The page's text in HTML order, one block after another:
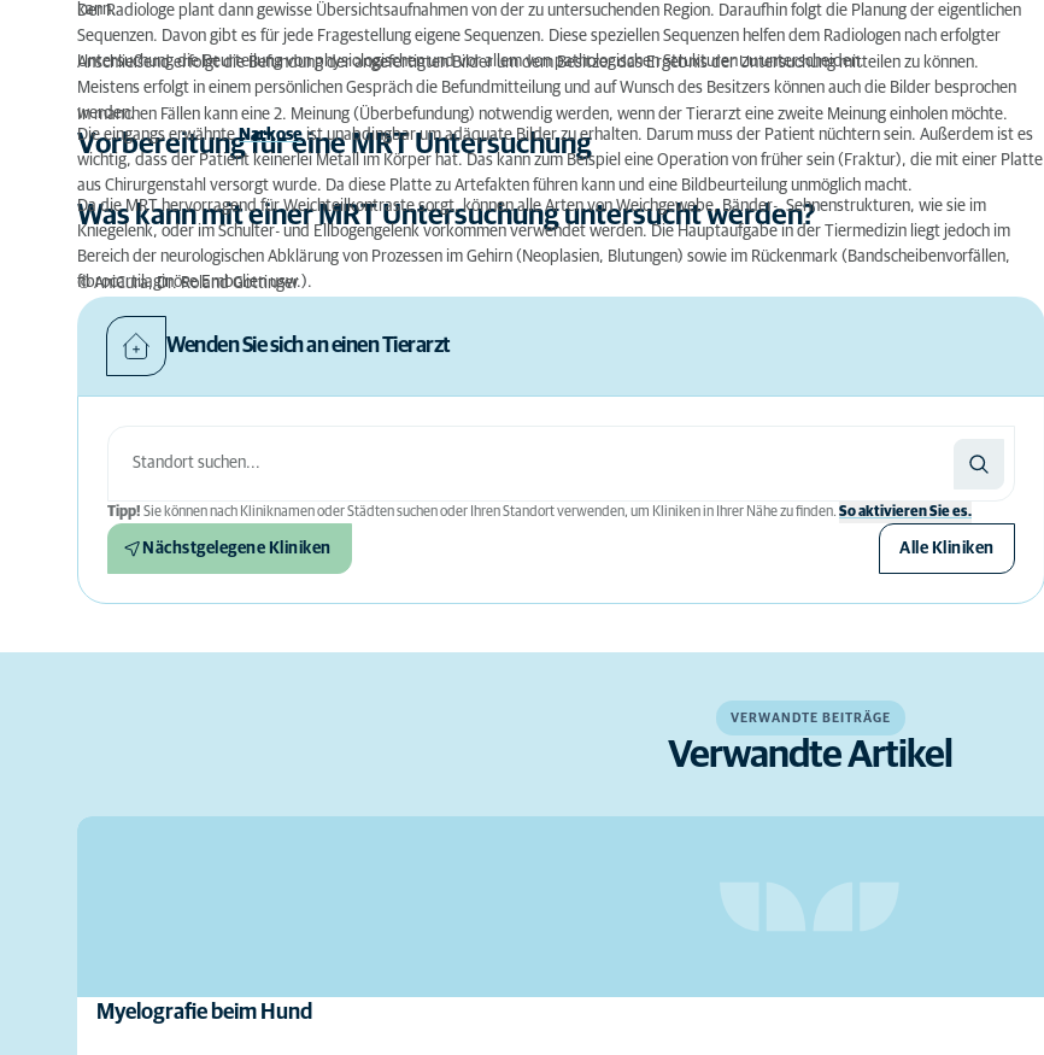
kann.
Der Radiologe plant dann gewisse Übersichtsaufnahmen von der zu untersuchenden Region. Daraufhin folgt die Planung der eigentlichen
Sequenzen. Davon gibt es für jede Fragestellung eigene Sequenzen. Diese speziellen Sequenzen helfen dem Radiologen nach erfolgter
Untersuchung die Beurteilung von physiologischen und vor allem von pathologischen Strukturen zu unterscheiden.
Anschließend erfolgt die Befundung der angefertigten Bilder um dem Besitzer das Ergebnis der Untersuchung mitteilen zu können.
Meistens erfolgt in einem persönlichen Gespräch die Befundmitteilung und auf Wunsch des Besitzers können auch die Bilder besprochen
werden.
In manchen Fällen kann eine 2. Meinung (Überbefundung) notwendig werden, wenn der Tierarzt eine zweite Meinung einholen möchte.
Vorbereitung für eine MRT Untersuchung
Die eingangs erwähnteNarkoseist unabdingbar um adäquate Bilder zu erhalten. Darum muss der Patient nüchtern sein. Außerdem ist es
wichtig, dass der Patient keinerlei Metall im Körper hat. Das kann zum Beispiel eine Operation von früher sein (Fraktur), die mit einer Platte
aus Chirurgenstahl versorgt wurde. Da diese Platte zu Artefakten führen kann und eine Bildbeurteilung unmöglich macht.
Was kann mit einer MRT Untersuchung untersucht werden?
Da die MRT hervorragend für Weichteilkontraste sorgt, können alle Arten von Weichgewebe, Bänder-, Sehnenstrukturen, wie sie im
Kniegelenk, oder im Schulter- und Ellbogengelenk vorkommen verwendet werden. Die Hauptaufgabe in der Tiermedizin liegt jedoch im
Bereich der neurologischen Abklärung von Prozessen im Gehirn (Neoplasien, Blutungen) sowie im Rückenmark (Bandscheibenvorfällen,
fibrocartilaginöse Embolien usw.).
© AniCura, Dr. Roland Gottinger
Wenden Sie sich an einen Tierarzt
Tipp! Sie können nach Kliniknamen oder Städten suchen oder Ihren Standort verwenden, um Kliniken in Ihrer Nähe zu finden. So aktivieren Sie es.
Nächstgelegene Kliniken Alle Kliniken
VERWANDTE BEITRÄGE
Verwandte Artikel
Myelografie beim Hund